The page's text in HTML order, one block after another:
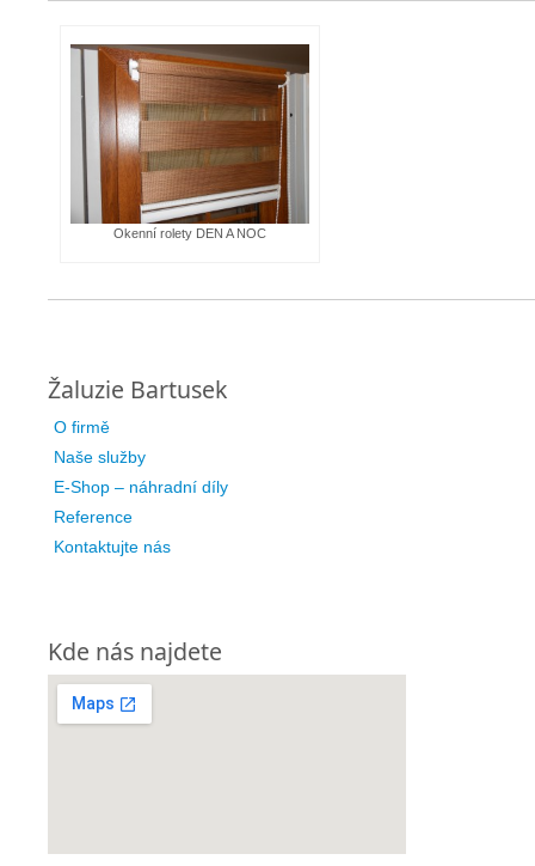
Okenní rolety DEN A NOC
Žaluzie Bartusek
O firmě
Naše služby
E-Shop – náhradní díly
Reference
Kontaktujte nás
Kde nás najdete